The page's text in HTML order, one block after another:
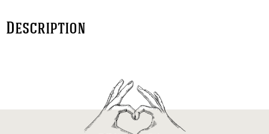
Description